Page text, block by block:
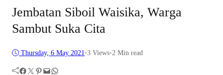
Jembatan Siboil Waisika, Warga
Sambut Suka Cita
Thursday, 6 May 2021•3 Views•2 Min read
Facebook Twitter Pinterest Mail WhatsApp